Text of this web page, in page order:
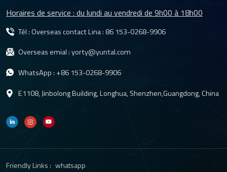
Horaires de service : du lundi au vendredi de 9h00 à 18h00
Tél : Overseas contact Lina : 86 153-0268-9906
Overseas emial :yorty@yuntal.com
WhatsApp : +86 153-0268-9906
E1108, Jinbolong Building, Longhua, Shenzhen,Guangdong, China
Friendly Links : whatsapp